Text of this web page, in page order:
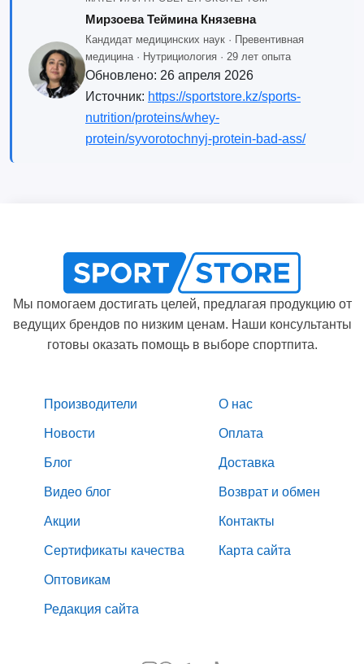
Мирзоева Теймина Князевна
Кандидат медицинских наук · Превентивная
медицина · Нутрициология · 29 лет опыта
Обновлено: 26 апреля 2026
Источник: https://sportstore.kz/sports-
nutrition/proteins/whey-
protein/syvorotochnyj-protein-bad-ass/
Мы помогаем достигать целей, предлагая продукцию от
ведущих брендов по низким ценам. Наши консультанты
готовы оказать помощь в выборе спортпита.
Производители
Новости
Блог
Видео блог
Акции
Сертификаты качества
Оптовикам
Редакция сайта
О нас
Оплата
Доставка
Возврат и обмен
Контакты
Карта сайта